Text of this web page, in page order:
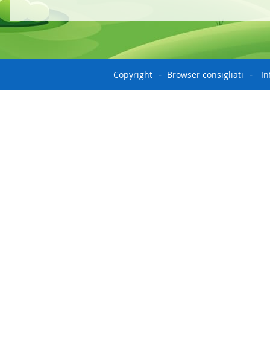
Copyright Browser consigliati